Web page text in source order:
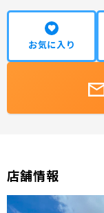
お気に入り
店舗情報